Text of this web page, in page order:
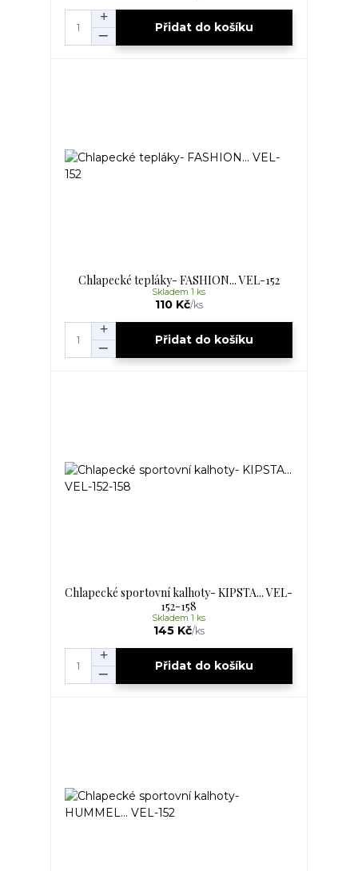
Přidat do košíku
Chlapecké tepláky- FASHION... VEL-152
110 Kč/ks
Skladem 1 ks
Přidat do košíku
Chlapecké sportovní kalhoty- KIPSTA... VEL-
152-158
145 Kč/ks
Skladem 1 ks
Přidat do košíku